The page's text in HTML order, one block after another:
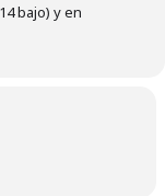
bajo) y en